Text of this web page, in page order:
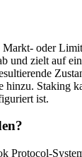
oder
und zielt auf
ist.